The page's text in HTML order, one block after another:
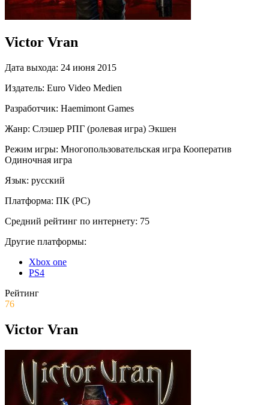
Victor Vran
Дата выхода: 24 июня 2015
Издатель: Euro Video Medien
Разработчик: Haemimont Games
Жанр: Слэшер РПГ (ролевая игра) Экшен
Режим игры: Многопользовательская игра Кооператив
Одиночная игра
Язык: русский
Платформа: ПК (PC)
Средний рейтинг по интернету: 75
Другие платформы:
Xbox one
PS4
Рейтинг
76
Victor Vran